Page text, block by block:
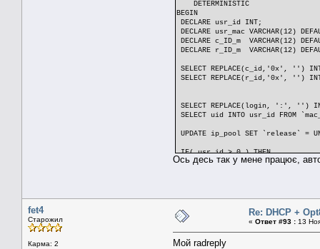
SELECT get_ip(usr_id) INTO
UPDATE mac_uid SET ip=0
UPDATE mac_uid SET
SELECT NULL, login,
attr_loop: WHILE TRUE DO
SELECT strSplit(add_attr, '
IF LENGTH(line) = 0 OR i > 20
IF line LIKE '%+=%' THEN
SELECT
END IF;
END WHILE;
UPDATE mac_uid SET ip=0
START TRANSACTION;
ORDER BY RAND() LIMIT 1
INSERT INTO mac_uid
NULL, usr_mac,
ON DUPLICATE KEY
UPDATE
COMMIT;
DETERMINISTIC
BEGIN
DECLARE usr_id INT;
DECLARE usr_mac VARCHAR(12)
DECLARE c_ID_m VARCHAR(12)
DECLARE r_ID_m VARCHAR(12)
SELECT REPLACE(c_id,'0x', '')
SELECT REPLACE(r_id,'0x', '')
SELECT REPLACE(login, ':', '')
SELECT uid INTO usr_id FROM
UPDATE ip_pool SET `release` =
IF( usr_id > 0 ) THEN
END IF;
DELIMITER ;
Ось десь так у мене працює,
fet4
Старожил
Карма: 2
Re: DHCP +
« Ответ #93 : 13
Мой radreply